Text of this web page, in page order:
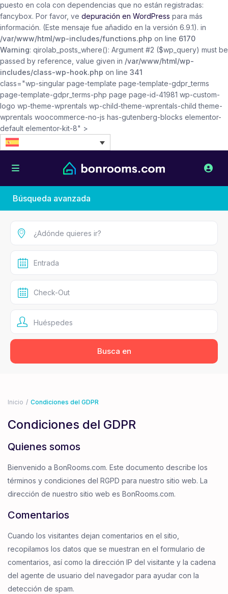
puesto en cola con dependencias que no están registradas:
fancybox. Por favor, ve depuración en WordPress para más
información. (Este mensaje fue añadido en la versión 6.9.1). in
/var/www/html/wp-includes/functions.php on line 6170
Warning: qirolab_posts_where(): Argument #2 ($wp_query) must be
passed by reference, value given in /var/www/html/wp-
includes/class-wp-hook.php on line 341
class="wp-singular page-template page-template-gdpr_terms
page-template-gdpr_terms-php page page-id-41981 wp-custom-
logo wp-theme-wprentals wp-child-theme-wprentals-child theme-
wprentals woocommerce-no-js has-gutenberg-blocks elementor-
default elementor-kit-8" >
Búsqueda avanzada
Huéspedes
Inicio Condiciones del GDPR
Condiciones del GDPR
Quienes somos
Bienvenido a BonRooms.com. Este documento describe los
términos y condiciones del RGPD para nuestro sitio web. La
dirección de nuestro sitio web es BonRooms.com.
Comentarios
Cuando los visitantes dejan comentarios en el sitio,
recopilamos los datos que se muestran en el formulario de
comentarios, así como la dirección IP del visitante y la cadena
del agente de usuario del navegador para ayudar con la
detección de spam.